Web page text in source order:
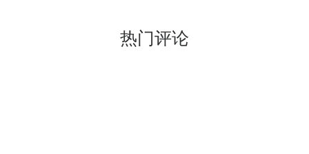
热门评论